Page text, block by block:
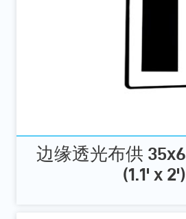
边缘透光布供
(1.1' x 2')